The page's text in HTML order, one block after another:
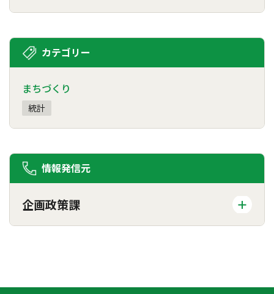
カテゴリー
まちづくり
統計
情報発信元
企画政策課